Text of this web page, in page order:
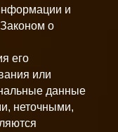
и
о
его
или
данные
неточными,